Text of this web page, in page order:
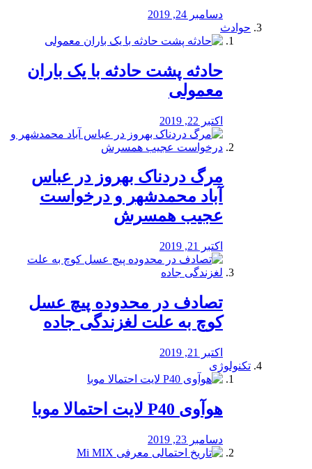
دسامبر 24, 2019
حوادث
️حادثه پشت حادثه با یک باران
معمولی
اکتبر 22, 2019
مرگ دردناک بهروز در عباس
آباد محمدشهر و درخواست
عجیب همسرش
اکتبر 21, 2019
تصادف در محدوده پیچ عسل
کوچ به علت لغزندگی جاده
اکتبر 21, 2019
تکنولوژی
هوآوی P40 لایت احتمالا موبا
دسامبر 23, 2019